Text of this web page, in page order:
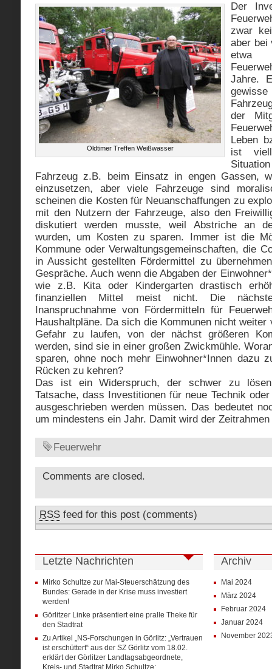
Oldtimer Treffen Weißwasser
Der
zwar
aber bei
etwa
Jahre.
der
Leben
ist
Fahrzeug z.B. beim Einsatz in engen Gassen,
einzusetzen, aber viele Fahrzeuge sind
scheinen die Kosten für Neuanschaffungen zu
mit den Nutzern der Fahrzeuge, also den
diskutiert werden musste, weil Abstriche an
wurden, um Kosten zu sparen. Immer ist die
Kommune oder Verwaltungsgemeinschaften, die
in Aussicht gestellten Fördermittel zu
Gespräche. Auch wenn die Abgaben der
wie z.B. Kita oder Kindergarten drastisch
finanziellen Mittel meist nicht. Die
Inanspruchnahme von Fördermitteln für
Haushaltpläne. Da sich die Kommunen nicht weiter
Gefahr zu laufen, von der nächst größeren
werden, sind sie in einer großen Zwickmühle.
sparen, ohne noch mehr Einwohner*Innen dazu
Rücken zu kehren?
Das ist ein Widerspruch, der schwer zu
Tatsache, dass Investitionen für neue Technik
ausgeschrieben werden müssen. Das bedeutet
um mindestens ein Jahr. Damit wird der
Feuerwehr
Comments are closed.
RSS feed for this post (comments)
Letzte Nachrichten
Mirko Schultze zur Mai-Steuerschätzung des
Bundes: Gerade in der Krise muss investiert
werden!
Görlitzer Linke präsentiert eine pralle Theke für
den Stadtrat
Zu Artikel „NS-Forschungen in Görlitz: „Vertrauen
ist erschüttert“ aus der SZ Görlitz vom 18.02.
erklärt der Görlitzer Landtagsabgeordnete,
Kreis- und Stadtrat Mirko Schultze:
Archiv
Mai 2024
März 2024
Februar 2024
Januar 2024
November